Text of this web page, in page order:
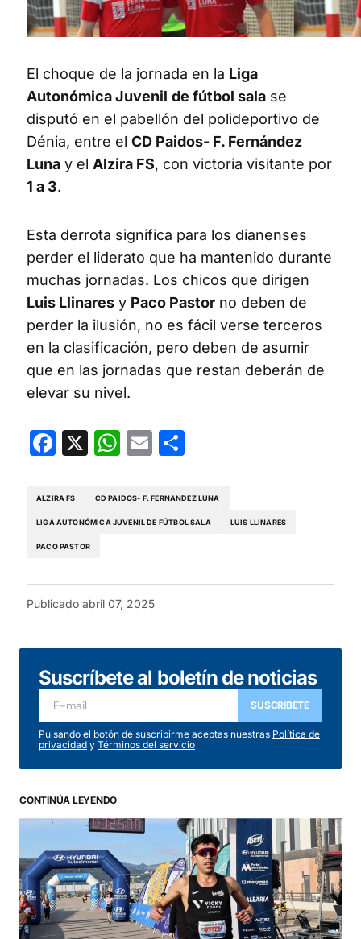
El choque de la jornada en la Liga
Autonómica Juvenil de fútbol sala se
disputó en el pabellón del polideportivo de
Dénia, entre el CD Paidos- F. Fernández
Luna y el Alzira FS, con victoria visitante por
1 a 3.
Esta derrota significa para los dianenses
perder el liderato que ha mantenido durante
muchas jornadas. Los chicos que dirigen
Luis Llinares y Paco Pastor no deben de
perder la ilusión, no es fácil verse terceros
en la clasificación, pero deben de asumir
que en las jornadas que restan deberán de
elevar su nivel.
Facebook
X WhatsApp
Email
ALZIRA FS CD PAIDOS- F. FERNANDEZ LUNA
LIGA AUTONÓMICA JUVENIL DE FÚTBOL SALA LUIS LLINARES
PACO PASTOR
Publicado abril 07, 2025
Suscríbete al boletín de noticias
SUSCRIBETE
Pulsando el botón de suscribirme aceptas nuestras Política de
privacidad y Términos del servicio
CONTINÚA LEYENDO